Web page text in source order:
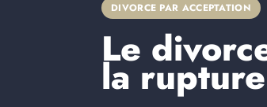
DIVORCE PAR ACCEPTATION
Le
la rupture